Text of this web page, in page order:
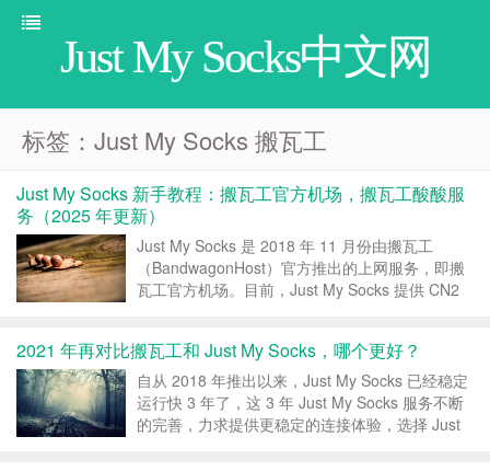
Just My Socks中文网
标签：Just My Socks 搬瓦工
Just My Socks 新手教程：搬瓦工官方机场，搬瓦工酸酸服
务（2025 年更新）
Just My Socks 是 2018 年 11 月份由搬瓦工
（BandwagonHost）官方推出的上网服务，即搬
瓦工官方机场。目前，Just My Socks 提供 CN2
2021 年再对比搬瓦工和 Just My Socks，哪个更好？
自从 2018 年推出以来，Just My Socks 已经稳定
运行快 3 年了，这 3 年 Just My Socks 服务不断
的完善，力求提供更稳定的连接体验，选择 Just